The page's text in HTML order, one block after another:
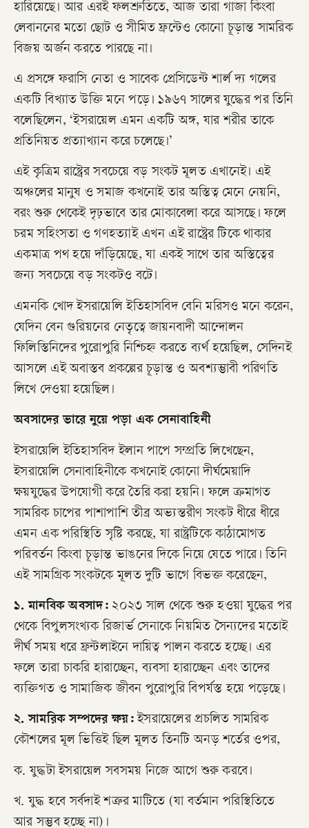
হারিয়েছে। আর এরই ফলশ্রুতিতে, আজ তারা গাজা কিংবা
লেবাননের মতো ছোট ও সীমিত ফ্রন্টেও কোনো চূড়ান্ত সামরিক
বিজয় অর্জন করতে পারছে না।
এ প্রসঙ্গে ফরাসি নেতা ও সাবেক প্রেসিডেন্ট শার্ল দ্য গলের
একটি বিখ্যাত উক্তি মনে পড়ে। ১৯৬৭ সালের যুদ্ধের পর তিনি
বলেছিলেন, ‘ইসরায়েল এমন একটি অঙ্গ, যার শরীর তাকে
প্রতিনিয়ত প্রত্যাখ্যান করে চলেছে।’
​এই কৃত্রিম রাষ্ট্রের সবচেয়ে বড় সংকট মূলত এখানেই। এই
অঞ্চলের মানুষ ও সমাজ কখনোই তার অস্তিত্ব মেনে নেয়নি,
বরং শুরু থেকেই দৃঢ়ভাবে তার মোকাবেলা করে আসছে। ফলে
চরম সহিংসতা ও গণহত্যাই এখন এই রাষ্ট্রের টিকে থাকার
একমাত্র পথ হয়ে দাঁড়িয়েছে, যা একই সাথে তার অস্তিত্বের
জন্য সবচেয়ে বড় সংকটও বটে।
​এমনকি খোদ ইসরায়েলি ইতিহাসবিদ বেনি মরিসও মনে করেন,
যেদিন বেন গুরিয়নের নেতৃত্বে জায়নবাদী আন্দোলন
ফিলিস্তিনিদের পুরোপুরি নিশ্চিহ্ন করতে ব্যর্থ হয়েছিল, সেদিনই
আসলে এই অবাস্তব প্রকল্পের চূড়ান্ত ও অবশ্যম্ভাবী পরিণতি
লিখে দেওয়া হয়েছিল।
অবসাদের ভারে নুয়ে পড়া এক সেনাবাহিনী
ইসরায়েলি ইতিহাসবিদ ইলান পাপে সম্প্রতি লিখেছেন,
ইসরায়েলি সেনাবাহিনীকে কখনোই কোনো দীর্ঘমেয়াদি
ক্ষয়যুদ্ধের উপযোগী করে তৈরি করা হয়নি। ফলে ক্রমাগত
সামরিক চাপের পাশাপাশি তীব্র অভ্যন্তরীণ সংকট ধীরে ধীরে
এমন এক পরিস্থিতি সৃষ্টি করছে, যা রাষ্ট্রটিকে কাঠামোগত
পরিবর্তন কিংবা চূড়ান্ত ভাঙনের দিকে নিয়ে যেতে পারে। তিনি
এই সামগ্রিক সংকটকে মূলত দুটি ভাগে বিভক্ত করেছেন,
​১. মানবিক অবসাদ:২০২৩ সাল থেকে শুরু হওয়া যুদ্ধের পর
থেকে বিপুলসংখ্যক রিজার্ভ সেনাকে নিয়মিত সৈন্যদের মতোই
দীর্ঘ সময় ধরে ফ্রন্টলাইনে দায়িত্ব পালন করতে হচ্ছে। এর
ফলে তারা চাকরি হারাচ্ছেন, ব্যবসা হারাচ্ছেন এবং তাদের
ব্যক্তিগত ও সামাজিক জীবন পুরোপুরি বিপর্যস্ত হয়ে পড়েছে।
​২. সামরিক সম্পদের ক্ষয়:ইসরায়েলের প্রচলিত সামরিক
কৌশলের মূল ভিত্তিই ছিল মূলত তিনটি অনড় শর্তের ওপর,
​ক. যুদ্ধটা ইসরায়েল সবসময় নিজে আগে শুরু করবে।
​খ. যুদ্ধ হবে সর্বদাই শত্রুর মাটিতে (যা বর্তমান পরিস্থিতিতে
আর সম্ভব হচ্ছে না)।